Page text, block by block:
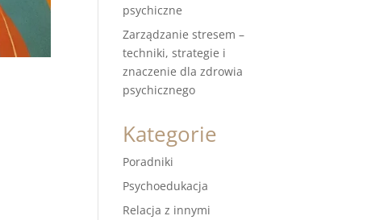
psychiczne
Zarządzanie stresem –
techniki, strategie i
znaczenie dla zdrowia
psychicznego
Kategorie
Poradniki
Psychoedukacja
Relacja z innymi